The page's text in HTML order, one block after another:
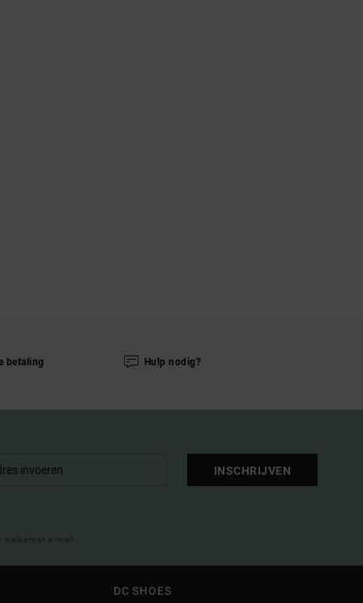
betaling Hulp nodig?
INSCHRIJVEN
e-mail
DC SHOES